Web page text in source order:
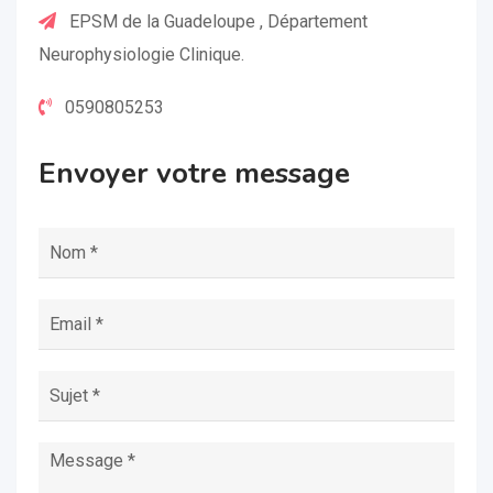
EPSM de la Guadeloupe , Département
Neurophysiologie Clinique.
0590805253
Envoyer votre message